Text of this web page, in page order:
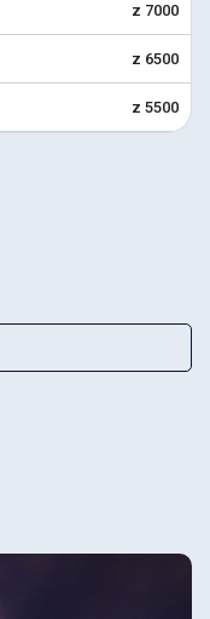
z 7000
z 6500
z 5500